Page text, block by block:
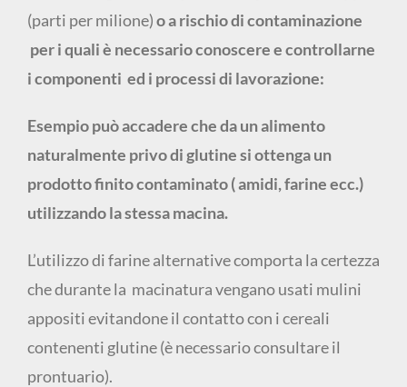
(parti per milione)o a rischio di contaminazione
per i quali è necessario conoscere e controllarne
i componenti ed i processi di lavorazione:
Esempio può accadere che da un alimento
naturalmente privo di glutine si ottenga un
prodotto finito contaminato ( amidi, farine ecc.)
utilizzando la stessa macina.
L’utilizzo di farine alternative comporta la certezza
che durante la macinatura vengano usati mulini
appositi evitandone il contatto con i cereali
contenenti glutine (è necessario consultare il
prontuario).